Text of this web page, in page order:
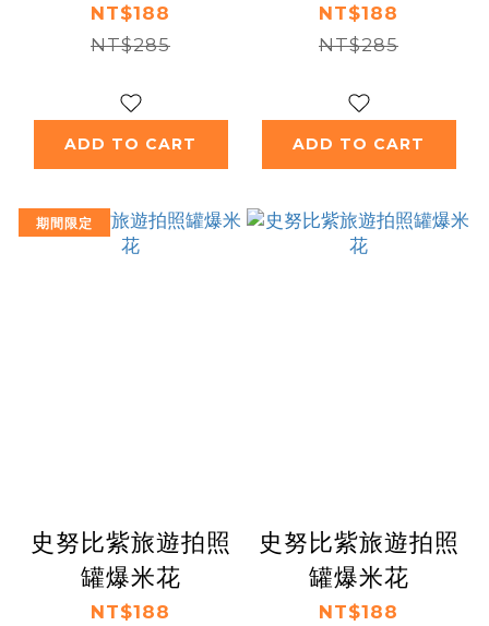
NT$188
NT$285
ADD TO CART
NT$188
NT$285
ADD TO CART
期間限定
史努比紫旅遊拍照
罐爆米花
NT$188
史努比紫旅遊拍照
罐爆米花
NT$188